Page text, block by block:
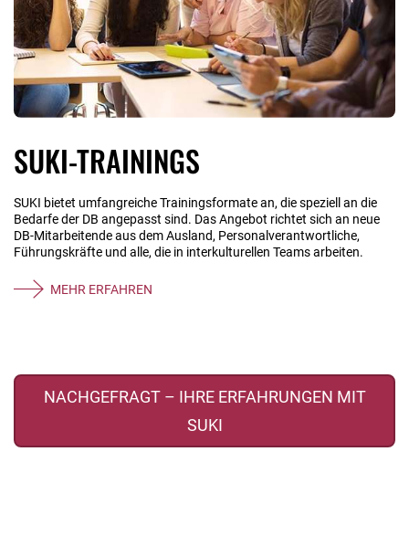
SUKI-TRAININGS
SUKI bietet umfangreiche Trainingsformate an, die speziell an die
Bedarfe der DB angepasst sind. Das Angebot richtet sich an neue
DB-Mitarbeitende aus dem Ausland, Personalverantwortliche,
Führungskräfte und alle, die in interkulturellen Teams arbeiten.
MEHR ERFAHREN
NACHGEFRAGT – IHRE ERFAHRUNGEN MIT
SUKI